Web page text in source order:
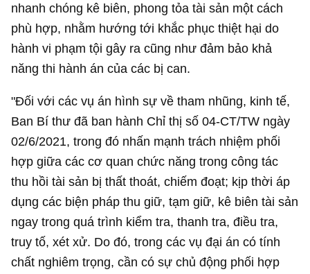
nhanh chóng kê biên, phong tỏa tài sản một cách
phù hợp, nhằm hướng tới khắc phục thiệt hại do
hành vi phạm tội gây ra cũng như đảm bảo khả
năng thi hành án của các bị can.
"Đối với các vụ án hình sự về tham nhũng, kinh tế,
Ban Bí thư đã ban hành Chỉ thị số 04-CT/TW ngày
02/6/2021, trong đó nhấn mạnh trách nhiệm phối
hợp giữa các cơ quan chức năng trong công tác
thu hồi tài sản bị thất thoát, chiếm đoạt; kịp thời áp
dụng các biện pháp thu giữ, tạm giữ, kê biên tài sản
ngay trong quá trình kiểm tra, thanh tra, điều tra,
truy tố, xét xử. Do đó, trong các vụ đại án có tính
chất nghiêm trọng, cần có sự chủ động phối hợp